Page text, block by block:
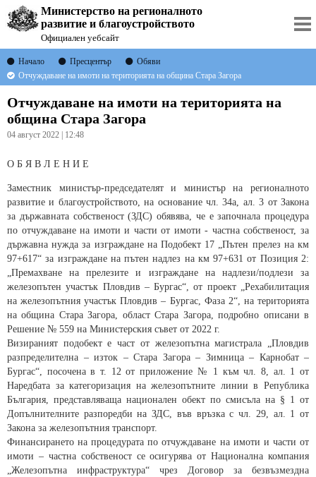
Министерство на регионалното
развитие и благоустройството
Официален уебсайт
Начало Пресцентър
Обяви
Отчуждаване на имоти на територията на община Стара Загора
Отчуждаване на имоти на територията на
община Стара Загора
04 август 2022 | 12:48
О Б Я В Л Е Н И Е
Заместник министър-председателят и министър на регионалното
развитие и благоустройството, на основание чл. 34а, ал. 3 от Закона
за държавната собственост (ЗДС) обявява, че е започнала процедура
по отчуждаване на имоти и части от имоти - частна собственост, за
държавна нужда за изграждане на Подобект 17 „Пътен прелез на км
97+617“ за изграждане на пътен надлез на км 97+631 от Позиция 2:
„Премахване на прелезите и изграждане на надлези/подлези за
железопътен участък Пловдив – Бургас“, от проект „Рехабилитация
на железопътния участък Пловдив – Бургас, Фаза 2“, на територията
на община Стара Загора, област Стара Загора, подробно описани в
Решение № 559 на Министерския съвет от 2022 г.
Визираният подобект е част от железопътна магистрала „Пловдив
разпределителна – изток – Стара Загора – Зимница – Карнобат –
Бургас“, посочена в т. 12 от приложение № 1 към чл. 8, ал. 1 от
Наредбата за категоризация на железопътните линии в Република
България, представляваща национален обект по смисъла на § 1 от
Допълнителните разпоредби на ЗДС, във връзка с чл. 29, ал. 1 от
Закона за железопътния транспорт.
Финансирането на процедурата по отчуждаване на имоти и части от
имоти – частна собственост се осигурява от Национална компания
„Железопътна инфраструктура“ чрез Договор за безвъзмездна